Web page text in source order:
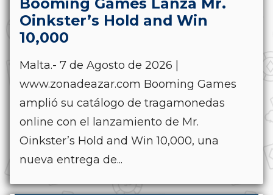
Booming Games Lanza Mr.
Oinkster’s Hold and Win
10,000
Malta.- 7 de Agosto de 2026 |
www.zonadeazar.com Booming Games
amplió su catálogo de tragamonedas
online con el lanzamiento de Mr.
Oinkster’s Hold and Win 10,000, una
nueva entrega de...